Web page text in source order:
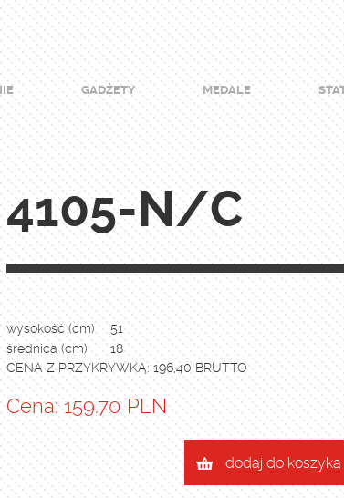
GADŻETY MEDALE
4105-N/C
wysokość (cm)
51
średnica (cm)
18
CENA Z PRZYKRYWKĄ: 196,40 BRUTTO
Cena: 159.70 PLN
dodaj do koszyka